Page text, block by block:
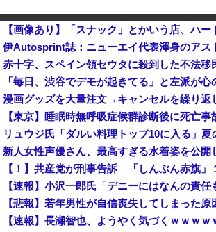
赤十字、スペイン領セウタに殺到した不法移
【悲報】若年男性が自信喪失してしまっ
【速報】長瀬智也、ようやく気づくｗｗｗｗ